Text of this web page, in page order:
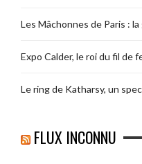
Les Mâchonnes de Paris :
Expo Calder, le roi du fil de
Le ring de Katharsy, un
FLUX INCONNU